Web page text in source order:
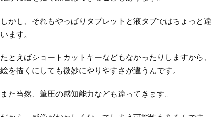
しかし、それもやっぱりタブレットと液タブではちょっと違
います。
たとえばショートカットキーなどもなかったりしますから、
絵を描くにしても微妙にやりやすさが違うんです。
また当然、筆圧の感知能力なども違ってきます。